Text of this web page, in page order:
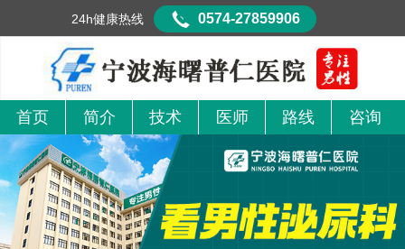
首页 简介 技术 医师 路线 咨询
24h健康热线 0574-27859906